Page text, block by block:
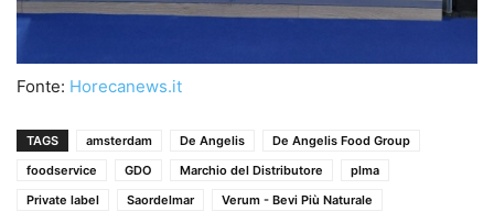
Fonte: Horecanews.it
TAGS amsterdam De Angelis
De Angelis Food Group
foodservice
GDO Marchio del Distributore
plma
Private label
Saordelmar Verum - Bevi Più Naturale